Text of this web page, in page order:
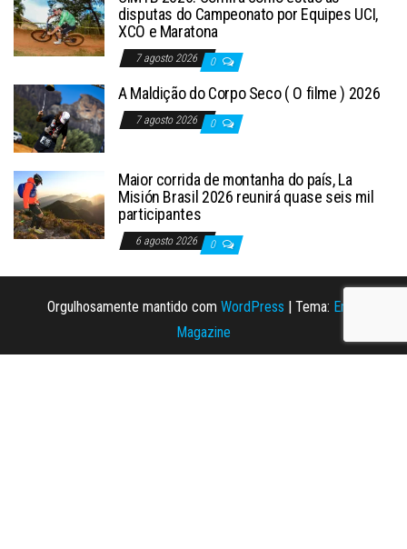
disputas do Campeonato por Equipes UCI,
XCO e Maratona
7 agosto 2026 0
A Maldição do Corpo Seco ( O filme ) 2026
7 agosto 2026 0
Maior corrida de montanha do país, La
Misión Brasil 2026 reunirá quase seis mil
participantes
6 agosto 2026 0
Orgulhosamente mantido com WordPress | Tema: Envo
Magazine